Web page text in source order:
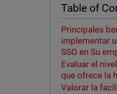
Table of
Principales
implementar
SSO en Su
Evaluar el
que ofrece la
Valorar la